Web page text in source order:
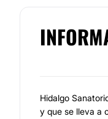
Hidalgo
y que se lleva a